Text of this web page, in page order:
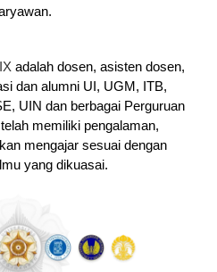
adalah dosen, asisten dosen,
dan alumni UI, UGM, ITB,
UIN dan berbagai Perguruan
memiliki pengalaman,
mengajar sesuai dengan
yang dikuasai.